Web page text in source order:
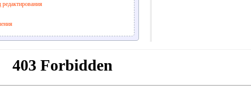
редактирования